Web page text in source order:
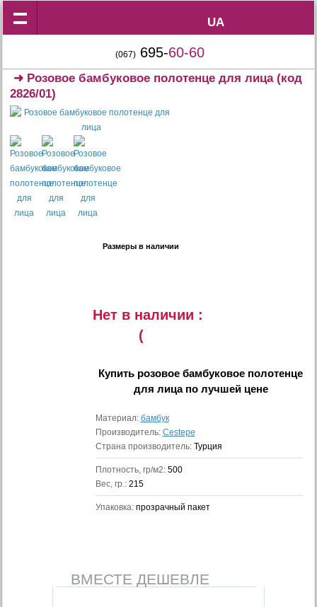
UA
UA
(067) 695-60-60
➜ Розовое бамбуковое полотенце для лица(код
2826/01)
Размеры в наличии
Нет в наличии :
(
Купить розовое бамбуковое полотенце
для лицапо лучшей цене
Материал: бамбук
Производитель: Cestepe
Страна производитель: Турция
Плотность, гр/м2: 500
Вес, гр.: 215
Упаковка: прозрачный пакет
ВМЕСТЕ ДЕШЕВЛЕ